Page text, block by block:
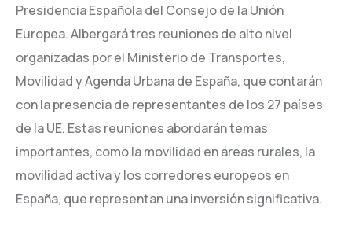
Presidencia Española del Consejo de la Unión
Europea. Albergará tres reuniones de alto nivel
organizadas por el Ministerio de Transportes,
Movilidad y Agenda Urbana de España, que contarán
con la presencia de representantes de los 27 países
de la UE. Estas reuniones abordarán temas
importantes, como la movilidad en áreas rurales, la
movilidad activa y los corredores europeos en
España, que representan una inversión significativa.